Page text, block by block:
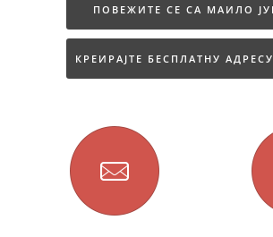
ПОВЕЖИТЕ СЕ СА МАИЛО
КРЕИРАЈТЕ БЕСПЛАТНУ